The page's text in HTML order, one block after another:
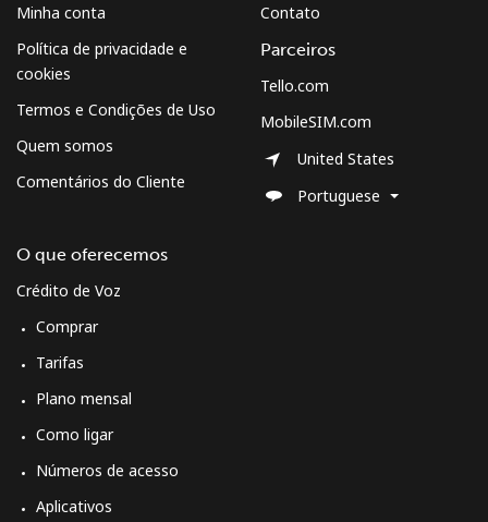
Minha conta
Política de privacidade e
cookies
Termos e Condições de Uso
Quem somos
Comentários do Cliente
O que oferecemos
Crédito de Voz
Comprar
Tarifas
Plano mensal
Como ligar
Números de acesso
Aplicativos
Contato
Parceiros
Tello.com
MobileSIM.com
United States
Portuguese